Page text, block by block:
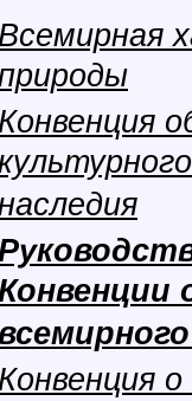
Всемирная
Конвенция
Конвенция